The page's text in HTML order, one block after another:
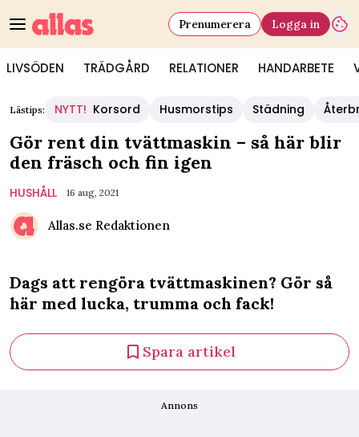
LIVSÖDEN TRÄDGÅRD RELATIONER HANDARBETE
Prenumerera Logga in
Lästips: NYTT! Korsord Husmorstips Städning
Gör rent din tvättmaskin – så här blir
den fräsch och fin igen
HUSHÅLL 16 aug, 2021
Allas.se Redaktionen
Dags att rengöra tvättmaskinen? Gör så
här med lucka, trumma och fack!
Spara artikel
Annons